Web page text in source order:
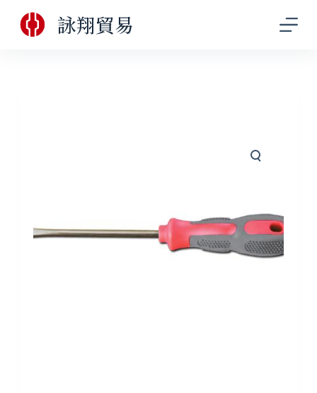
跳
至
詠翔貿易